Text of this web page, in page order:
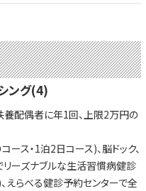
ング(4)
配偶者に年1回、上限2万円の
ス・1泊2日コース)、脳ドック、
リーズナブルな生活習慣病健診
えらべる健診予約センターで全